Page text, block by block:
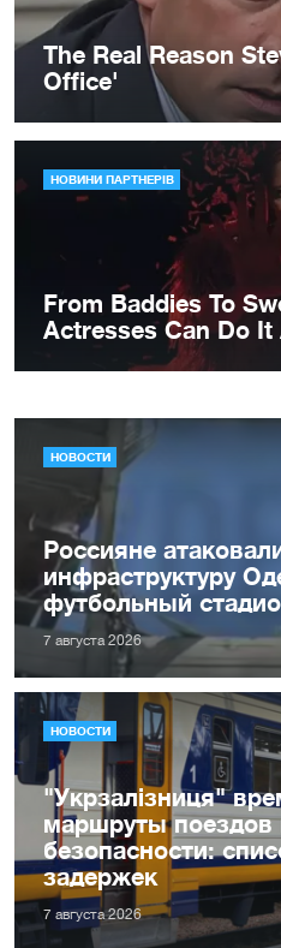
НОВОСТИ
Россияне
инфраструктуру
футбольный
7 августа 2026
НОВОСТИ
"Укрзалізниця"
маршруты поездов
безопасности:
задержек
7 августа 2026